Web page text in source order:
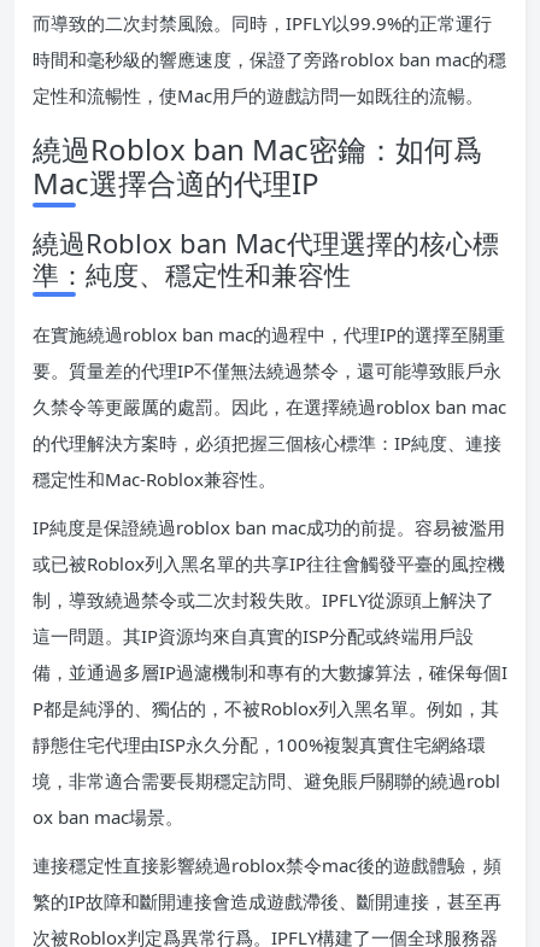
而導致的二次封禁風險。同時，IPFLY以99.9%的正常運行
時間和毫秒級的響應速度，保證了旁路roblox ban mac的穩
定性和流暢性，使Mac用戶的遊戲訪問一如既往的流暢。
繞過Roblox ban Mac密鑰：如何爲
Mac選擇合適的代理IP
繞過Roblox ban Mac代理選擇的核心標
準：純度、穩定性和兼容性
在實施繞過roblox ban mac的過程中，代理IP的選擇至關重
要。質量差的代理IP不僅無法繞過禁令，還可能導致賬戶永
久禁令等更嚴厲的處罰。因此，在選擇繞過roblox ban mac
的代理解決方案時，必須把握三個核心標準：IP純度、連接
穩定性和Mac-Roblox兼容性。
IP純度是保證繞過roblox ban mac成功的前提。容易被濫用
或已被Roblox列入黑名單的共享IP往往會觸發平臺的風控機
制，導致繞過禁令或二次封殺失敗。IPFLY從源頭上解決了
這一問題。其IP資源均來自真實的ISP分配或終端用戶設
備，並通過多層IP過濾機制和專有的大數據算法，確保每個I
P都是純淨的、獨佔的，不被Roblox列入黑名單。例如，其
靜態住宅代理由ISP永久分配，100%複製真實住宅網絡環
境，非常適合需要長期穩定訪問、避免賬戶關聯的繞過robl
ox ban mac場景。
連接穩定性直接影響繞過roblox禁令mac後的遊戲體驗，頻
繁的IP故障和斷開連接會造成遊戲滯後、斷開連接，甚至再
次被Roblox判定爲異常行爲。IPFLY構建了一個全球服務器